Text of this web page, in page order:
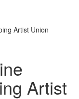
Artist Union
Artist